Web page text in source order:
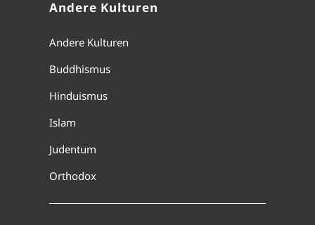
Andere Kulturen
Andere Kulturen
Buddhismus
Hinduismus
Islam
Judentum
Orthodox